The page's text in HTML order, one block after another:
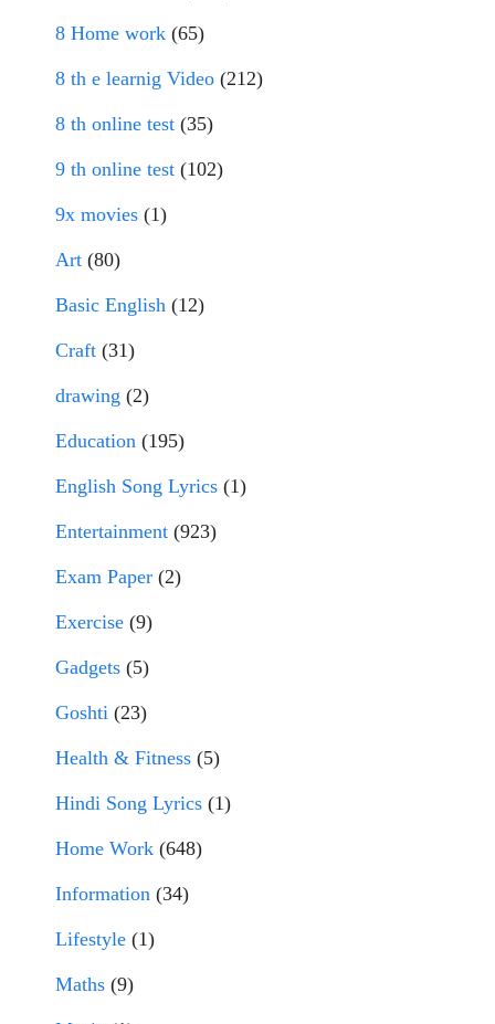
8 Home work (65)
8 th e learnig Video (212)
8 th online test (35)
9 th online test (102)
9x movies (1)
Art (80)
Basic English (12)
Craft (31)
drawing (2)
Education (195)
English Song Lyrics (1)
Entertainment (923)
Exam Paper (2)
Exercise (9)
Gadgets (5)
Goshti (23)
Health & Fitness (5)
Hindi Song Lyrics (1)
Home Work (648)
Information (34)
Lifestyle (1)
Maths (9)